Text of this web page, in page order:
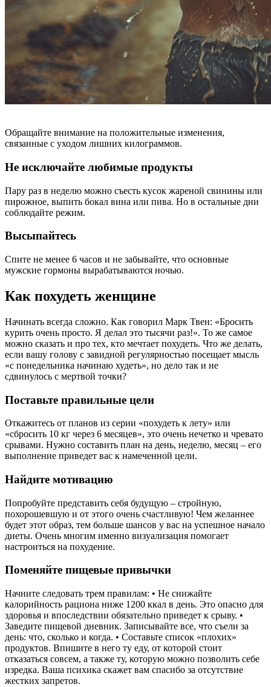
Обращайте внимание на положительные изменения,
связанные с уходом лишних килограммов.
Не исключайте любимые продукты
Пару раз в неделю можно съесть кусок жареной свинины или
пирожное, выпить бокал вина или пива. Но в остальные дни
соблюдайте режим.
Высыпайтесь
Спите не менее 6 часов и не забывайте, что основные
мужские гормоны вырабатываются ночью.
Как похудеть женщине
Начинать всегда сложно. Как говорил Марк Твен: «Бросить
курить очень просто. Я делал это тысячи раз!». То же самое
можно сказать и про тех, кто мечтает похудеть. Что же делать,
если вашу голову с завидной регулярностью посещает мысль
«с понедельника начинаю худеть», но дело так и не
сдвинулось с мертвой точки?
Поставьте правильные цели
Откажитесь от планов из серии «похудеть к лету» или
«сбросить 10 кг через 6 месяцев», это очень нечетко и чревато
срывами. Нужно составить план на день, неделю, месяц – его
выполнение приведет вас к намеченной цели.
Найдите мотивацию
Попробуйте представить себя будущую – стройную,
похорошевшую и от этого очень счастливую! Чем желаннее
будет этот образ, тем больше шансов у вас на успешное начало
диеты. Очень многим именно визуализация помогает
настроиться на похудение.
Поменяйте пищевые привычки
Начните следовать трем правилам: • Не снижайте
калорийность рациона ниже 1200 ккал в день. Это опасно для
здоровья и впоследствии обязательно приведет к срыву. •
Заведите пищевой дневник. Записывайте все, что съели за
день: что, сколько и когда. • Составьте список «плохих»
продуктов. Впишите в него ту еду, от которой стоит
отказаться совсем, а также ту, которую можно позволить себе
изредка. Ваша психика скажет вам спасибо за отсутствие
жестких запретов.